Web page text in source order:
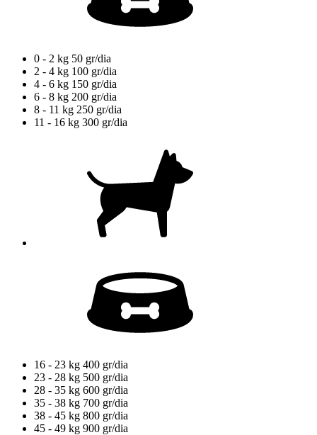
0 - 2 kg 50 gr/dia
2 - 4 kg 100 gr/dia
4 - 6 kg 150 gr/dia
6 - 8 kg 200 gr/dia
8 - 11 kg 250 gr/dia
11 - 16 kg 300 gr/dia
16 - 23 kg 400 gr/dia
23 - 28 kg 500 gr/dia
28 - 35 kg 600 gr/dia
35 - 38 kg 700 gr/dia
38 - 45 kg 800 gr/dia
45 - 49 kg 900 gr/dia